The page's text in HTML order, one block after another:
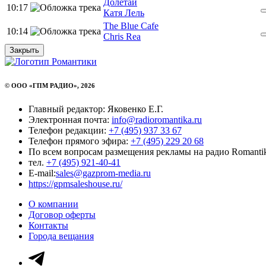
10:17
Долетай
Катя Лель
10:14
The Blue Cafe
Chris Rea
Закрыть
© ООО «ГПМ РАДИО», 2026
Главный редактор: Яковенко Е.Г.
Электронная почта: info@radioromantika.ru
Телефон редакции: +7 (495) 937 33 67
Телефон прямого эфира: +7 (495) 229 20 68
По всем вопросам размещения рекламы на радио
тел. +7 (495) 921-40-41
E-mail:sales@gazprom-media.ru
https://gpmsaleshouse.ru/
О компании
Договор оферты
Контакты
Города вещания